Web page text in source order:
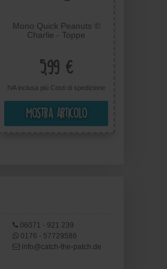
Mono Quick Peanuts ©
Charlie - Toppe
cm
5,99 €
IVA inclusa più Costi di spedizione
Mostra articolo
06071 - 921 239
0176 - 57729586
info@catch-the-patch.de